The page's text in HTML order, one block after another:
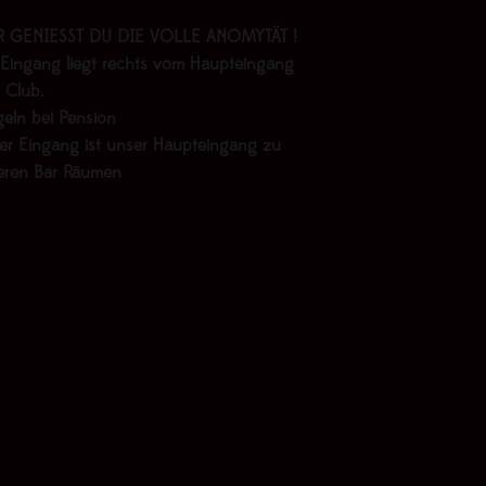
GENIESST DU DIE VOLLE ANOMYTÄT !
liegt rechts vom Haupteingang
Club.
bei Pension
Eingang ist unser Haupteingang zu
Bar Räumen